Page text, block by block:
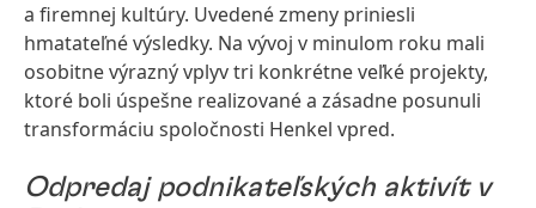
a firemnej kultúry. Uvedené zmeny priniesli
hmatateľné výsledky. Na vývoj v minulom roku mali
osobitne výrazný vplyv tri konkrétne veľké projekty,
ktoré boli úspešne realizované a zásadne posunuli
transformáciu spoločnosti Henkel vpred.
Odpredaj podnikateľských aktivít v